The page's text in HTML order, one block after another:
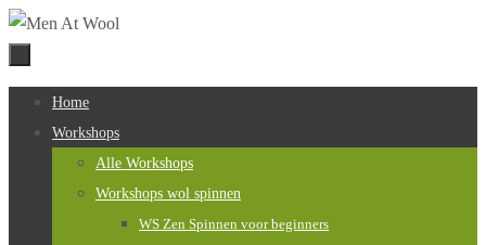
Naar
inhoud
springen
Naar
Home
Workshops
Alle Workshops
Workshops wol spinnen
WS Zen Spinnen voor beginners